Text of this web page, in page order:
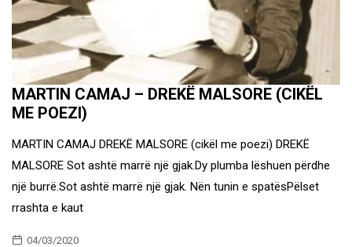
MARTIN CAMAJ – DREKË MALSORE (CIKËL
ME POEZI)
MARTIN CAMAJ DREKË MALSORE (cikël me poezi) DREKË
MALSORE Sot ashtë marrë një gjak.Dy plumba lëshuen përdhe
një burrë.Sot ashtë marrë një gjak. Nën tunin e spatësPëlset
rrashta e kaut
04/03/2020